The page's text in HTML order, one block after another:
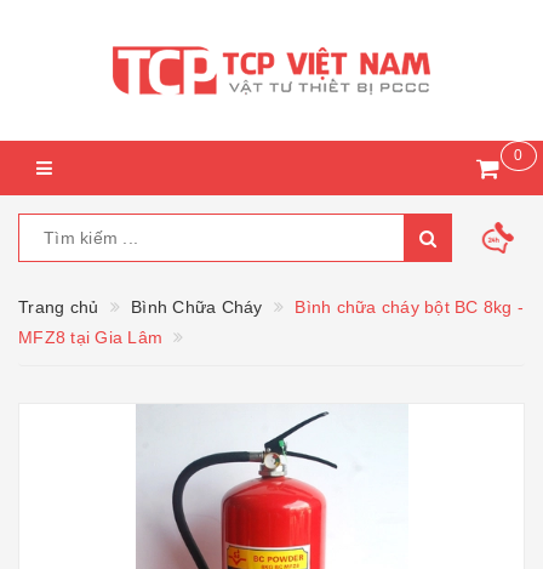
0
Trang chủ Bình Chữa Cháy
Bình chữa cháy bột BC 8kg -
MFZ8 tại Gia Lâm